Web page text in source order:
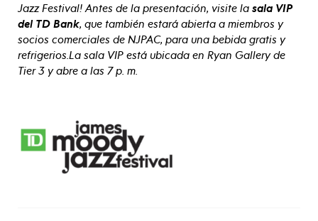
Jazz Festival! Antes de la presentación, visite la sala VIP
del TD Bank, que también estará abierta a miembros y
socios comerciales de NJPAC, para una bebida gratis y
refrigerios.La sala VIP está ubicada en Ryan Gallery de
Tier 3 y abre a las 7 p. m.